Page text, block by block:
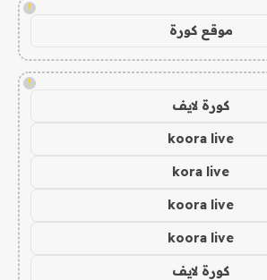
!
موقع كورة
!
كورة لايف
koora live
kora live
koora live
koora live
كورة لايف